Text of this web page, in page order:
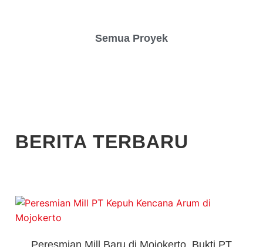
Semua Proyek
BERITA TERBARU
Peresmian Mill Baru di Mojokerto, Bukti PT